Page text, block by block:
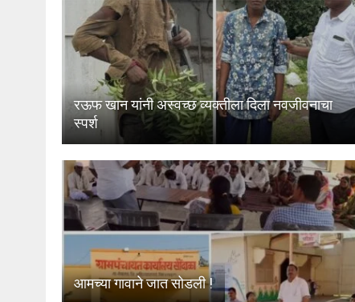
रऊफ खान यांनी अस्वच्छ व्यक्तीला दिला नवजीवनाचा
स्पर्श
आमच्या गावाने जात सोडली !